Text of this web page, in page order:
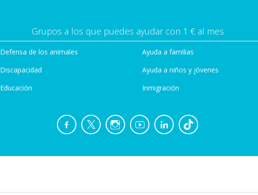
Grupos a los que puedes ayudar con 1 € al mes
Defensa de los animales
Discapacidad
Educación
Ayuda a familias
Ayuda a niños y jóvenes
Inmigración